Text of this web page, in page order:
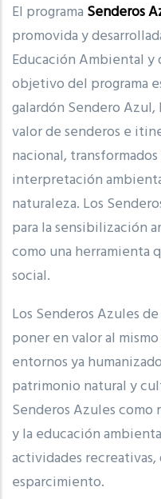
El programa Senderos
promovida y
Educación Ambiental y
objetivo del programa
galardón Sendero
valor de senderos e
nacional,
interpretación
naturaleza. Los
para la sensibilización
como una herramienta
social.
Los Senderos Azules
poner en valor al
entornos ya
patrimonio natural y
Senderos Azules como
y la educación
actividades
esparcimiento.